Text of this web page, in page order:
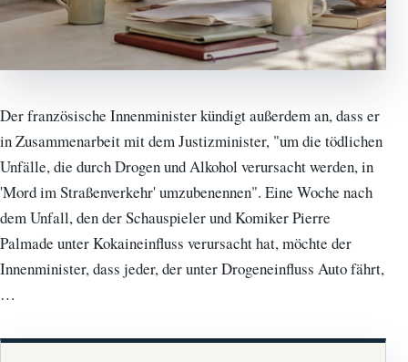
Der französische Innenminister kündigt außerdem an, dass er
in Zusammenarbeit mit dem Justizminister, "um die tödlichen
Unfälle, die durch Drogen und Alkohol verursacht werden, in
'Mord im Straßenverkehr' umzubenennen". Eine Woche nach
dem Unfall, den der Schauspieler und Komiker Pierre
Palmade unter Kokaineinfluss verursacht hat, möchte der
Innenminister, dass jeder, der unter Drogeneinfluss Auto fährt,
…